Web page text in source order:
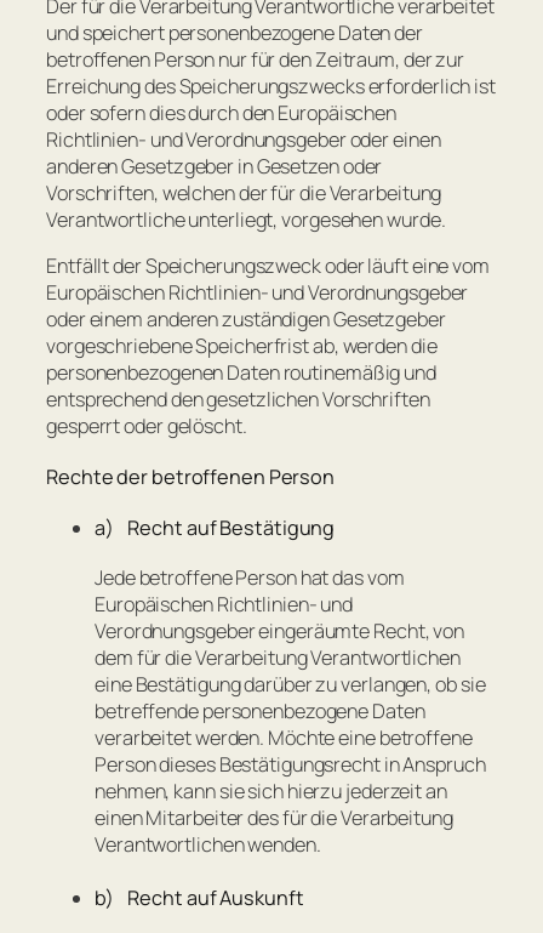
Der für die Verarbeitung Verantwortliche verarbeitet
und speichert personenbezogene Daten der
betroffenen Person nur für den Zeitraum, der zur
Erreichung des Speicherungszwecks erforderlich ist
oder sofern dies durch den Europäischen
Richtlinien- und Verordnungsgeber oder einen
anderen Gesetzgeber in Gesetzen oder
Vorschriften, welchen der für die Verarbeitung
Verantwortliche unterliegt, vorgesehen wurde.
Entfällt der Speicherungszweck oder läuft eine vom
Europäischen Richtlinien- und Verordnungsgeber
oder einem anderen zuständigen Gesetzgeber
vorgeschriebene Speicherfrist ab, werden die
personenbezogenen Daten routinemäßig und
entsprechend den gesetzlichen Vorschriften
gesperrt oder gelöscht.
Rechte der betroffenen Person
a) Recht auf Bestätigung
Jede betroffene Person hat das vom
Europäischen Richtlinien- und
Verordnungsgeber eingeräumte Recht, von
dem für die Verarbeitung Verantwortlichen
eine Bestätigung darüber zu verlangen, ob sie
betreffende personenbezogene Daten
verarbeitet werden. Möchte eine betroffene
Person dieses Bestätigungsrecht in Anspruch
nehmen, kann sie sich hierzu jederzeit an
einen Mitarbeiter des für die Verarbeitung
Verantwortlichen wenden.
b) Recht auf Auskunft